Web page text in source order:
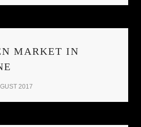
MARKET IN
2017